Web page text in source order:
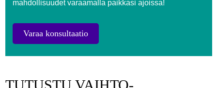
mahdollisuudet varaamalla paikkasi ajoissa!
Varaa konsultaatio